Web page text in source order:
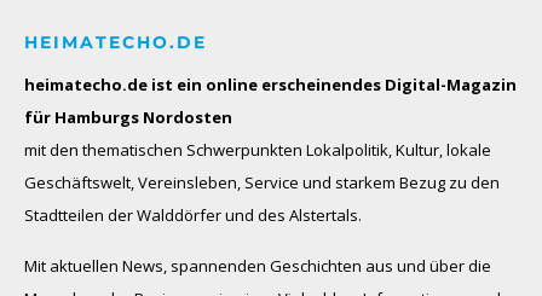
HEIMATECHO.DE
heimatecho.de ist ein online erscheinendes Digital-Magazin
für Hamburgs Nordosten
mit den thematischen Schwerpunkten Lokalpolitik, Kultur, lokale
Geschäftswelt, Vereinsleben, Service und starkem Bezug zu den
Stadtteilen der Walddörfer und des Alstertals.
Mit aktuellen News, spannenden Geschichten aus und über die